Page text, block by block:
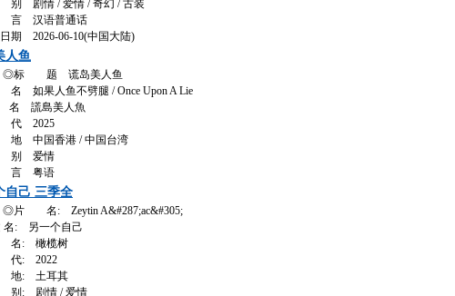
剧情 / 爱情 / 奇幻 / 古装
汉语普通话
期 2026-06-10(中国大陆)
人鱼
◎标 题 谎岛美人鱼
如果人鱼不劈腿 / Once Upon A Lie
謊島美人魚
2025
中国香港 / 中国台湾
爱情
粤语
自己 三季全
◎片 名: Zeytin A&#287;ac&#305;
名: 另一个自己
: 橄榄树
: 2022
: 土耳其
: 剧情 / 爱情